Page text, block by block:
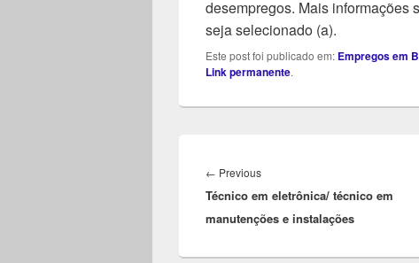
desempregos. Mais informações
seja selecionado (a).
Este post foi publicado em: Empregos em
Link permanente.
de
Post
← PreviousPrevious
post:
Técnico em eletrônica/ técnico em
manutenções e instalações